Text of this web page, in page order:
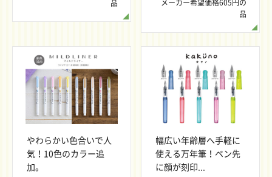
品
メーカー希望価格605円の
品
やわらかい色合いで人
気！10色のカラー追
加。
幅広い年齢層へ手軽に
使える万年筆！ペン先
に顔が刻印...